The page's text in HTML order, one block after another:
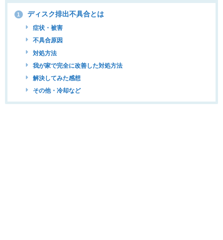
1 ディスク排出不具合とは
症状・被害
不具合原因
対処方法
我が家で完全に改善した対処方法
解決してみた感想
その他・冷却など